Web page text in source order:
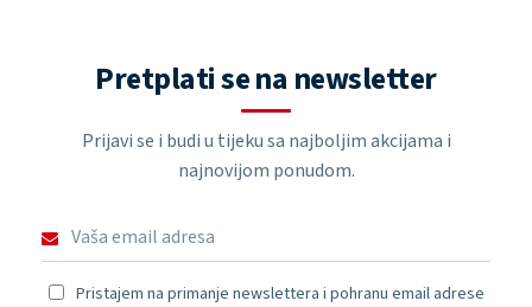
Pretplati se na newsletter
Prijavi se i budi u tijeku sa najboljim akcijama i
najnovijom ponudom.
Pristajem na primanje newslettera i pohranu email adrese